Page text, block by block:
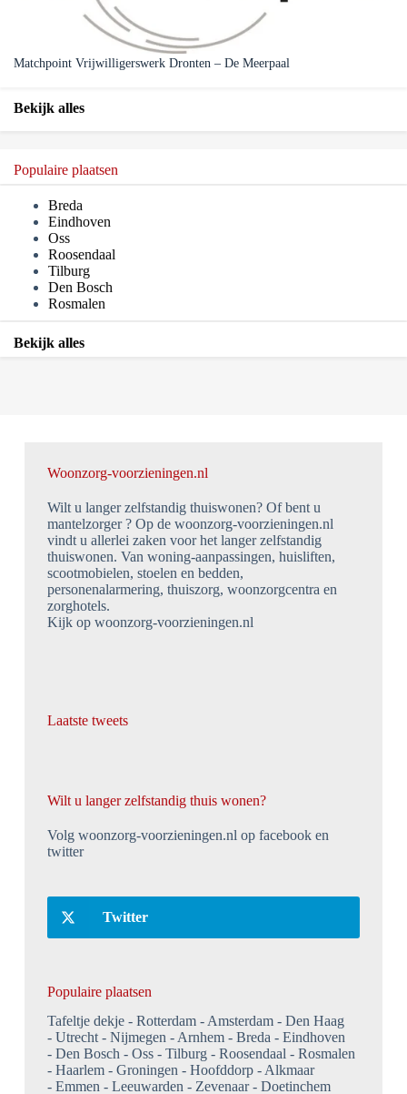
Matchpoint Vrijwilligerswerk Dronten – De Meerpaal
Bekijk alles
Populaire plaatsen
Breda
Eindhoven
Oss
Roosendaal
Tilburg
Den Bosch
Rosmalen
Bekijk alles
Woonzorg-voorzieningen.nl
Wilt u langer zelfstandig thuiswonen? Of bent u
mantelzorger ? Op de woonzorg-voorzieningen.nl
vindt u allerlei zaken voor het langer zelfstandig
thuiswonen. Van woning-aanpassingen, huisliften,
scootmobielen, stoelen en bedden,
personenalarmering, thuiszorg, woonzorgcentra en
zorghotels.
Kijk op woonzorg-voorzieningen.nl
Laatste tweets
Wilt u langer zelfstandig thuis wonen?
Volg woonzorg-voorzieningen.nl op facebook en
twitter
Twitter
Populaire plaatsen
Tafeltje dekje
Rotterdam Amsterdam
Den Haag
Utrecht
Nijmegen Arnhem Breda
Eindhoven
Den Bosch
Oss Tilburg Roosendaal
Rosmalen
Haarlem
Groningen Hoofddorp
Alkmaar
Emmen
Leeuwarden Zevenaar Doetinchem